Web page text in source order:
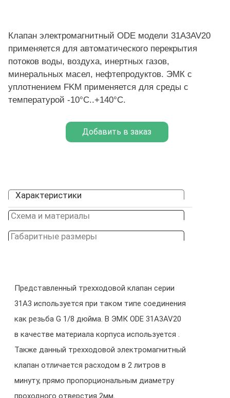
Клапан электромагнитный ODE модели 31A3AV20
применяется для автоматического перекрытия
потоков воды, воздуха, инертных газов,
минеральных масел, нефтепродуктов. ЭМК с
уплотнением FKM применяется для среды с
температурой -10°C..+140°C.
Характеристики
Схема и материалы
Габаритные размеры
Представленный трехходовой клапан серии
31A3 используется при таком типе соединения
как резьба G 1/8 дюйма. В ЭМК ODE 31A3AV20
в качестве материала корпуса используется .
Также данный трехходовой электромагнитный
клапан отличается расходом в 2 литров в
минуту, прямо пропорциональным диаметру
проходного отверстия 2мм.